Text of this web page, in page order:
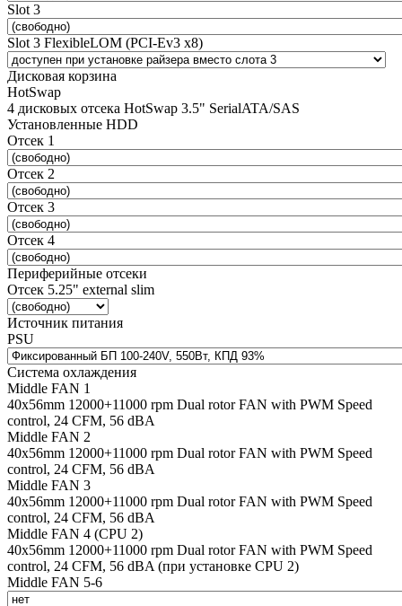
Slot 3
Slot 3 FlexibleLOM (PCI-Ev3 x8)
Дисковая корзина
HotSwap
4 дисковых отсека HotSwap 3.5" SerialATA/SAS
Установленные HDD
Отсек 1
Отсек 2
Отсек 3
Отсек 4
Периферийные отсеки
Отсек 5.25" external slim
Источник питания
PSU
Система охлаждения
Middle FAN 1
40х56mm 12000+11000 rpm Dual rotor FAN with PWM Speed
control, 24 CFM, 56 dBA
Middle FAN 2
40х56mm 12000+11000 rpm Dual rotor FAN with PWM Speed
control, 24 CFM, 56 dBA
Middle FAN 3
40х56mm 12000+11000 rpm Dual rotor FAN with PWM Speed
control, 24 CFM, 56 dBA
Middle FAN 4 (CPU 2)
40х56mm 12000+11000 rpm Dual rotor FAN with PWM Speed
control, 24 CFM, 56 dBA (при установке CPU 2)
Middle FAN 5-6